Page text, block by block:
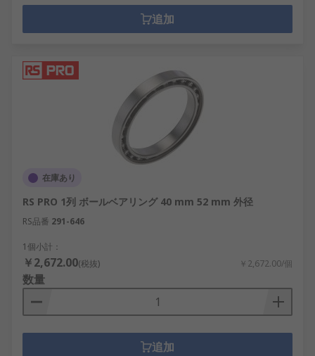
追加
在庫あり
RS PRO 1列 ボールベアリング 40 mm 52 mm 外径
RS品番 291-646
1個小計：
￥2,672.00(税抜) ￥2,672.00/個
数量
追加